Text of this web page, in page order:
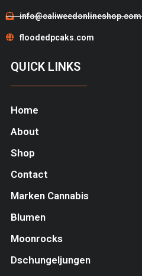
info@caliweedonlineshop.com
floodedpcaks.com
QUICK LINKS
Home
About
Shop
Contact
Marken Cannabis
Blumen
Moonrocks
Dschungeljungen